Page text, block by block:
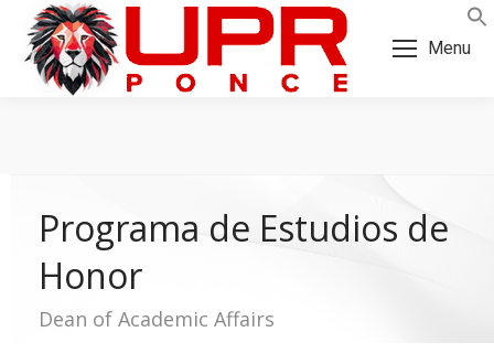
Skip
Content
Skip
navigation
Menu
Programa de Estudios de
Honor
Dean of Academic Affairs